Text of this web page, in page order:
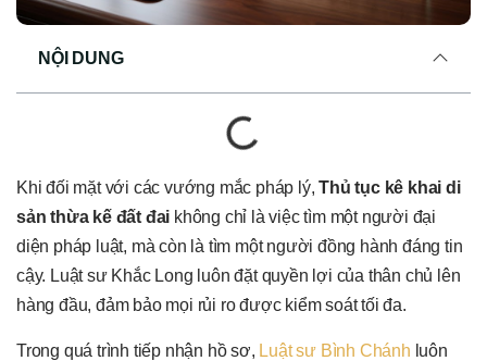
NỘI DUNG
Khi đối mặt với các vướng mắc pháp lý,Thủ tục kê khai di
sản thừa kế đất đai không chỉ là việc tìm một người đại
diện pháp luật, mà còn là tìm một người đồng hành đáng tin
cậy. Luật sư Khắc Long luôn đặt quyền lợi của thân chủ lên
hàng đầu, đảm bảo mọi rủi ro được kiểm soát tối đa.
Trong quá trình tiếp nhận hồ sơ, Luật sư Bình Chánh luôn